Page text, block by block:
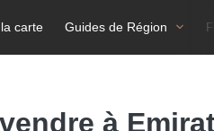
carte Guides de Région
à